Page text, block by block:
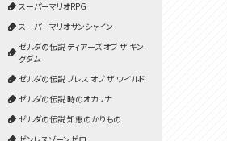
スーパーマリオRPG
スーパーマリオサンシャイン
ゼルダの伝説 ティアーズ オブ ザ キン
グダム
ゼルダの伝説 ブレス オブ ザ ワイルド
ゼルダの伝説 時のオカリナ
ゼルダの伝説 知恵のかりもの